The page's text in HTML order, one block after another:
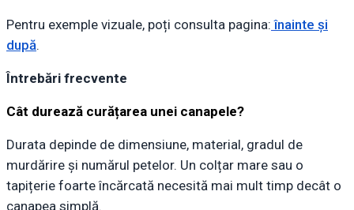
Pentru exemple vizuale, poți consulta pagina: înainte și
după.
Întrebări frecvente
Cât durează curățarea unei canapele?
Durata depinde de dimensiune, material, gradul de
murdărire și numărul petelor. Un colțar mare sau o
tapițerie foarte încărcată necesită mai mult timp decât o
canapea simplă.